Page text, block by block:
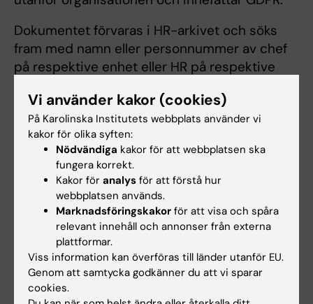
Dokumentet förvaras i HR-arkivet och söks
fram med namn eller personnummer av chef
på respektive enhet eller HR på respektive
den här typen av dokument för
administration.
När anställningen upphör, raderas uppgifterna
gällande nödkontakten/nödkontakterna, per
automatik.
Medarbetaren själv ansvarar för att korrekta
uppgifter finns inlagda.
Vi använder kakor (cookies)
På Karolinska Institutets webbplats använder vi
kakor för olika syften:
Nödvändiga kakor för att webbplatsen ska
fungera korrekt.
Kakor för analys för att förstå hur
webbplatsen används.
Marknadsföringskakor för att visa och spåra
relevant innehåll och annonser från externa
plattformar.
Viss information kan överföras till länder utanför EU.
Genom att samtycka godkänner du att vi sparar
cookies.